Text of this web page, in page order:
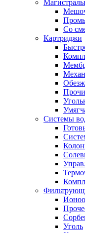
Со
Картриджи
Системы
Уголь